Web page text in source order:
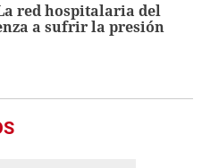
red hospitalaria del
a sufrir la presión